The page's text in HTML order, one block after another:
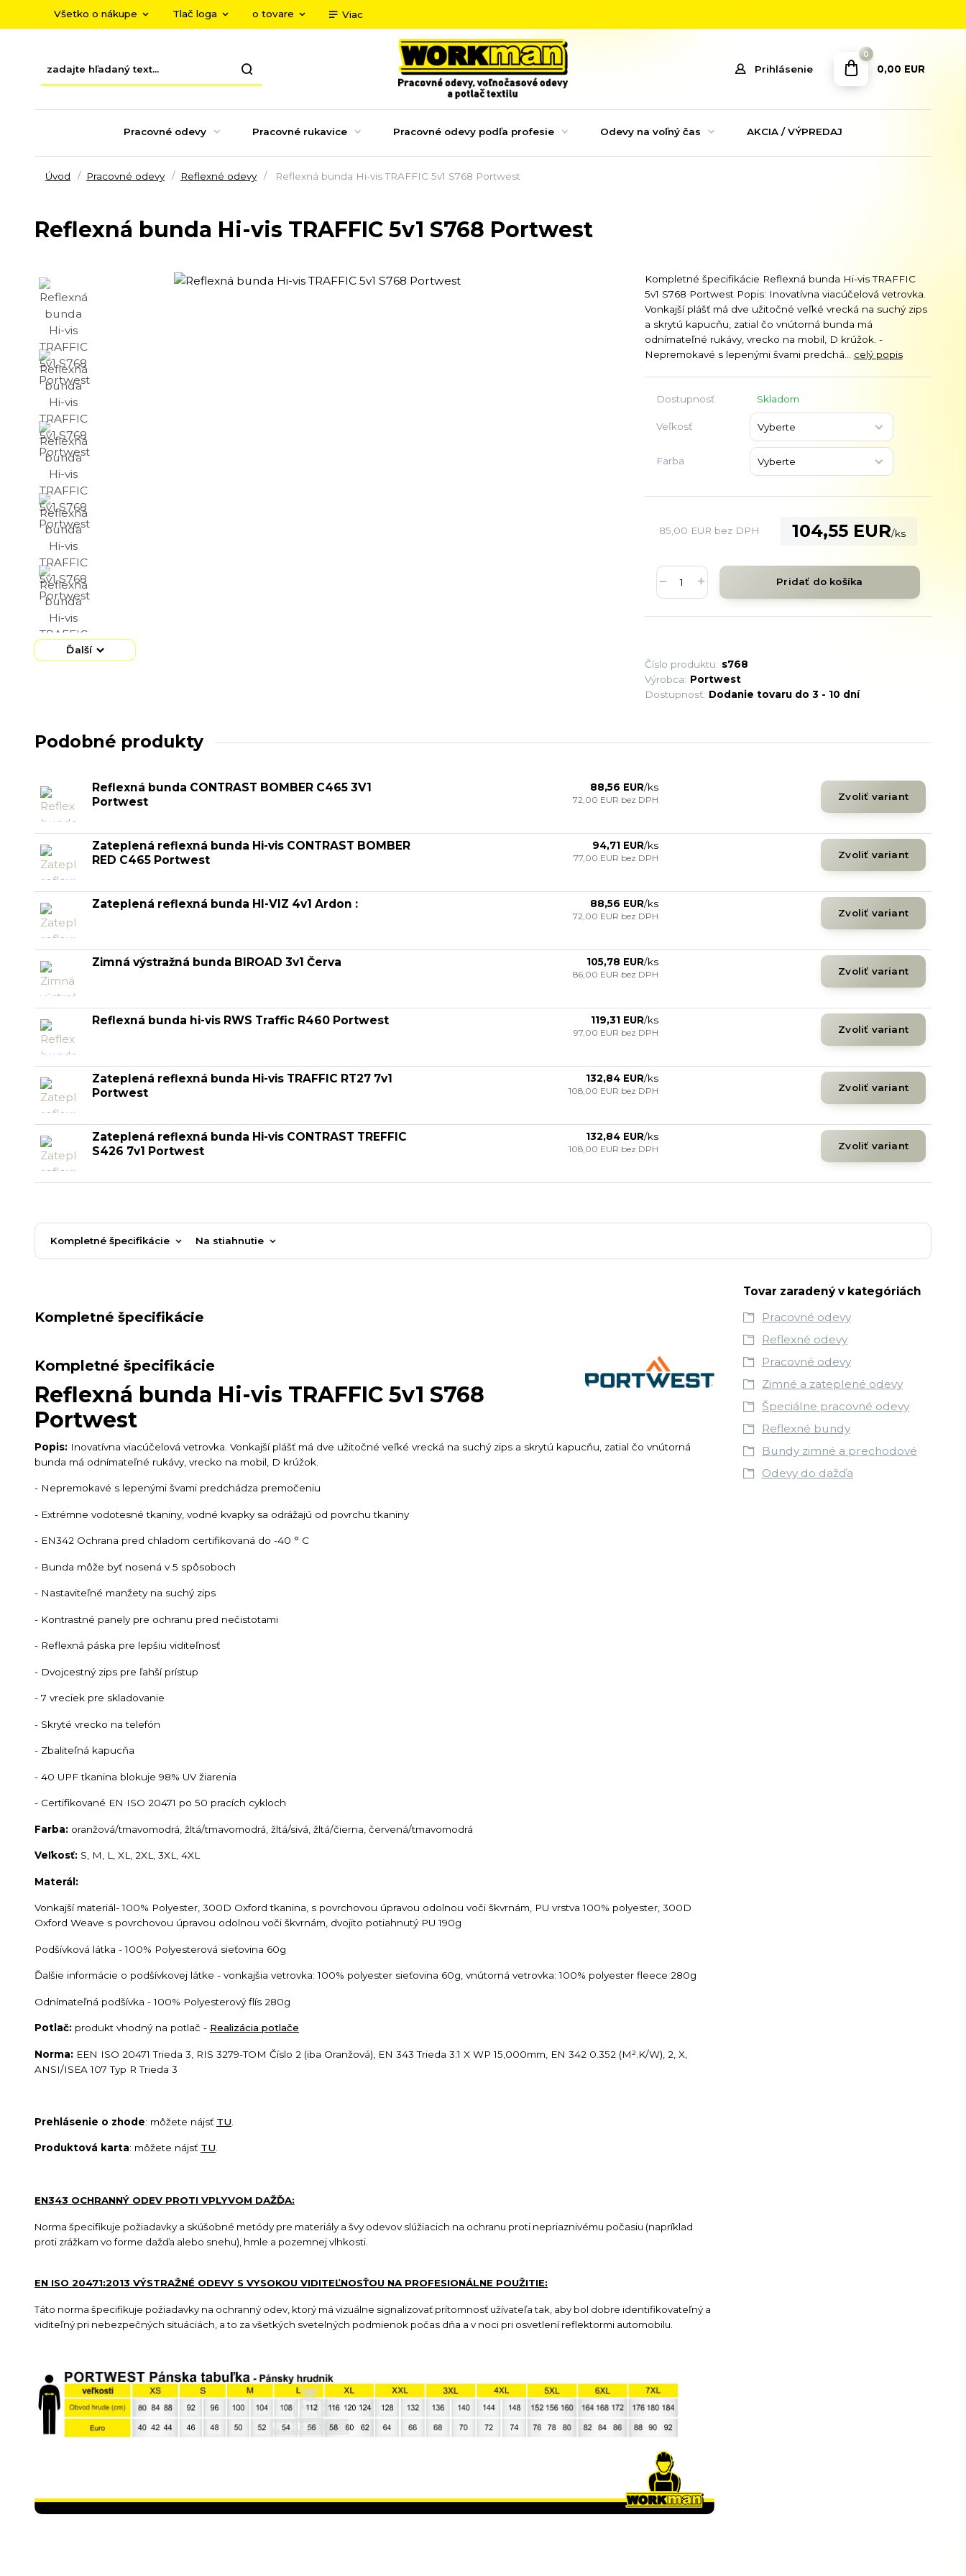
Všetko o nákupe Tlač loga o tovare Viac
Prihlásenie
0
0,00 EUR
Pracovné odevy Pracovné rukavice Pracovné odevy podľa profesie Odevy na voľný čas AKCIA / VÝPREDAJ
Úvod Pracovné odevy Reflexné odevy Reflexná bunda Hi-vis TRAFFIC 5v1 S768 Portwest
Reflexná bunda Hi-vis TRAFFIC 5v1 S768 Portwest
Ďalší
Kompletné špecifikácie Reflexná bunda Hi-vis TRAFFIC
5v1 S768 Portwest Popis: Inovatívna viacúčelová vetrovka.
Vonkajší plášť má dve užitočné veľké vrecká na suchý zips
a skrytú kapucňu, zatial čo vnútorná bunda má
odnímateľné rukávy, vrecko na mobil, D krúžok. -
Nepremokavé s lepenými švami predchá... celý popis
Dostupnosť Skladom
Veľkosť
Farba
104,55 EUR/ks
85,00 EUR bez DPH
Pridať do košíka
Číslo produktu: s768
Výrobca: Portwest
Dostupnosť: Dodanie tovaru do 3 - 10 dní
Podobné produkty
Reflexná bunda CONTRAST BOMBER C465 3V1
Portwest
88,56 EUR/ks
72,00 EUR bez DPH Zvoliť variant
Zateplená reflexná bunda Hi-vis CONTRAST BOMBER
RED C465 Portwest
94,71 EUR/ks
77,00 EUR bez DPH Zvoliť variant
Zateplená reflexná bunda HI-VIZ 4v1 Ardon : 88,56 EUR/ks
72,00 EUR bez DPH Zvoliť variant
Zimná výstražná bunda BIROAD 3v1 Červa 105,78 EUR/ks
86,00 EUR bez DPH Zvoliť variant
Reflexná bunda hi-vis RWS Traffic R460 Portwest 119,31 EUR/ks
97,00 EUR bez DPH Zvoliť variant
Zateplená reflexná bunda Hi-vis TRAFFIC RT27 7v1
Portwest
132,84 EUR/ks
108,00 EUR bez DPH Zvoliť variant
Zateplená reflexná bunda Hi-vis CONTRAST TREFFIC
S426 7v1 Portwest
132,84 EUR/ks
108,00 EUR bez DPH Zvoliť variant
Kompletné špecifikácie Na stiahnutie
Kompletné špecifikácie
Kompletné špecifikácie
Reflexná bunda Hi-vis TRAFFIC 5v1 S768
Portwest
Popis: Inovatívna viacúčelová vetrovka. Vonkajší plášť má dve užitočné veľké vrecká na suchý zips a skrytú kapucňu, zatial čo vnútorná
bunda má odnímateľné rukávy, vrecko na mobil, D krúžok.
- Nepremokavé s lepenými švami predchádza premočeniu
- Extrémne vodotesné tkaniny, vodné kvapky sa odrážajú od povrchu tkaniny
- EN342 Ochrana pred chladom certifikovaná do -40 ° C
- Bunda môže byť nosená v 5 spôsoboch
- Nastaviteľné manžety na suchý zips
- Kontrastné panely pre ochranu pred nečistotami
- Reflexná páska pre lepšiu viditeľnosť
- Dvojcestný zips pre ľahší prístup
- 7 vreciek pre skladovanie
- Skryté vrecko na telefón
- Zbaliteľná kapucňa
- 40 UPF tkanina blokuje 98% UV žiarenia
- Certifikované EN ISO 20471 po 50 pracích cykloch
Farba: oranžová/tmavomodrá, žltá/tmavomodrá, žltá/sivá, žltá/čierna, červená/tmavomodrá
Veľkosť: S, M, L, XL, 2XL, 3XL, 4XL
Materál:
Vonkajší materiál- 100% Polyester, 300D Oxford tkanina, s povrchovou úpravou odolnou voči škvrnám, PU vrstva 100% polyester, 300D
Oxford Weave s povrchovou úpravou odolnou voči škvrnám, dvojito potiahnutý PU 190g
Podšívková látka - 100% Polyesterová sieťovina 60g
Ďalšie informácie o podšívkovej látke - vonkajšia vetrovka: 100% polyester sieťovina 60g, vnútorná vetrovka: 100% polyester fleece 280g
Odnímateľná podšívka - 100% Polyesterový flís 280g
Potlač: produkt vhodný na potlač - Realizácia potlače
Norma: EEN ISO 20471 Trieda 3, RIS 3279-TOM Číslo 2 (iba Oranžová), EN 343 Trieda 3:1 X WP 15,000mm, EN 342 0.352 (M².K/W), 2, X,
ANSI/ISEA 107 Typ R Trieda 3
Prehlásenie o zhode: môžete nájsť TU
Produktová karta: môžete nájsť TU
EN343 OCHRANNÝ ODEV PROTI VPLYVOM DAŽĎA:
Norma špecifikuje požiadavky a skúšobné metódy pre materiály a švy odevov slúžiacich na ochranu proti nepriaznivému počasiu (napríklad
proti zrážkam vo forme dažďa alebo snehu), hmle a pozemnej vlhkosti.
EN ISO 20471:2013 VÝSTRAŽNÉ ODEVY S VYSOKOU VIDITEĽNOSŤOU NA PROFESIONÁLNE POUŽITIE:
Táto norma špecifikuje požiadavky na ochranný odev, ktorý má vizuálne signalizovať prítomnosť užívateľa tak, aby bol dobre identifikovateľný a
viditeľný pri nebezpečných situáciách, a to za všetkých svetelných podmienok počas dňa a v noci pri osvetlení reflektormi automobilu.
Tovar zaradený v kategóriách
Pracovné odevy
Reflexné odevy
Pracovné odevy
Zimné a zateplené odevy
Špeciálne pracovné odevy
Reflexné bundy
Bundy zimné a prechodové
Odevy do dažďa